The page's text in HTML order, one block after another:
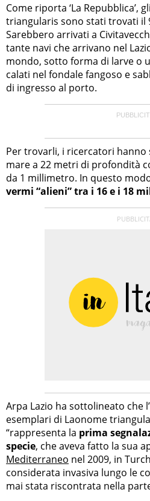
Come riporta ‘La Repubblica’,
triangularis sono stati trovati il
Sarebbero arrivati a
tante navi che arrivano nel
mondo, sotto forma di larve o
calati nel fondale fangoso e
di ingresso al porto.
Per trovarli, i ricercatori hanno
mare a 22 metri di profondità
da 1 millimetro. In questo
vermi “alieni” tra i 16 e i 18
Arpa Lazio ha sottolineato che
esemplari di Laonome
“rappresenta la prima
specie, che aveva fatto la sua
Mediterraneo nel 2009, in
considerata invasiva lungo le
mai stata riscontrata nella